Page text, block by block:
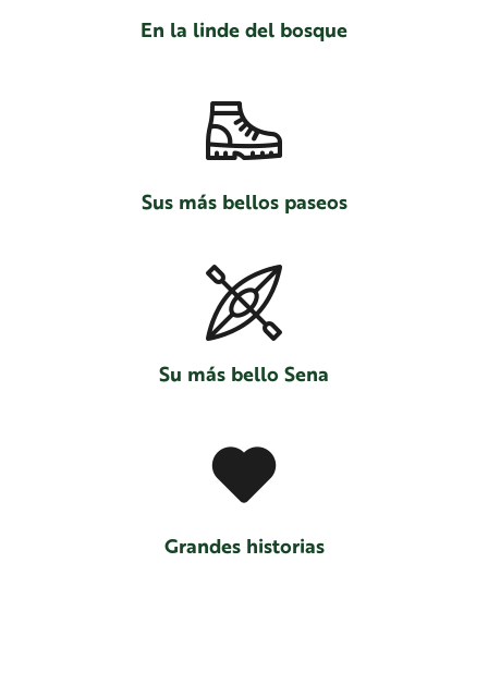
En la linde del bosque
Sus más bellos paseos
Su más bello Sena
Grandes historias